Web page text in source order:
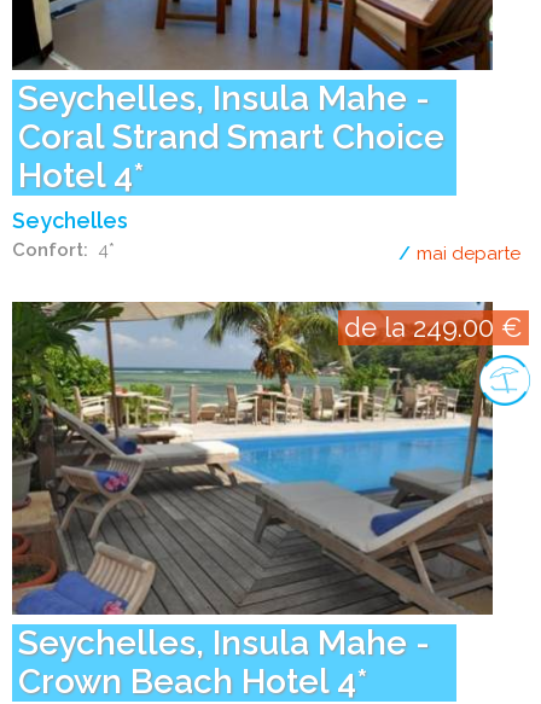
Seychelles, Insula Mahe -
Coral Strand Smart Choice
Hotel 4*
Seychelles
Confort 4* mai departe
Seychelles, Insula Mahe -
Crown Beach Hotel 4*
de la 249.00 €